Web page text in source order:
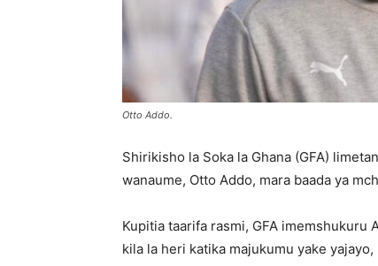
Otto Addo.
Shirikisho la Soka la Ghana (GFA)
wanaume, Otto Addo, mara baada ya
Kupitia taarifa rasmi, GFA imemshukuru
kila la heri katika majukumu yake